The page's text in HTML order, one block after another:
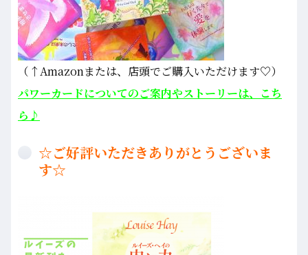
（↑Amazonまたは、店頭でご購入いただけます♡）
パワーカードについてのご案内やストーリーは、こち
ら♪
☆ご好評いただきありがとうございま
す☆